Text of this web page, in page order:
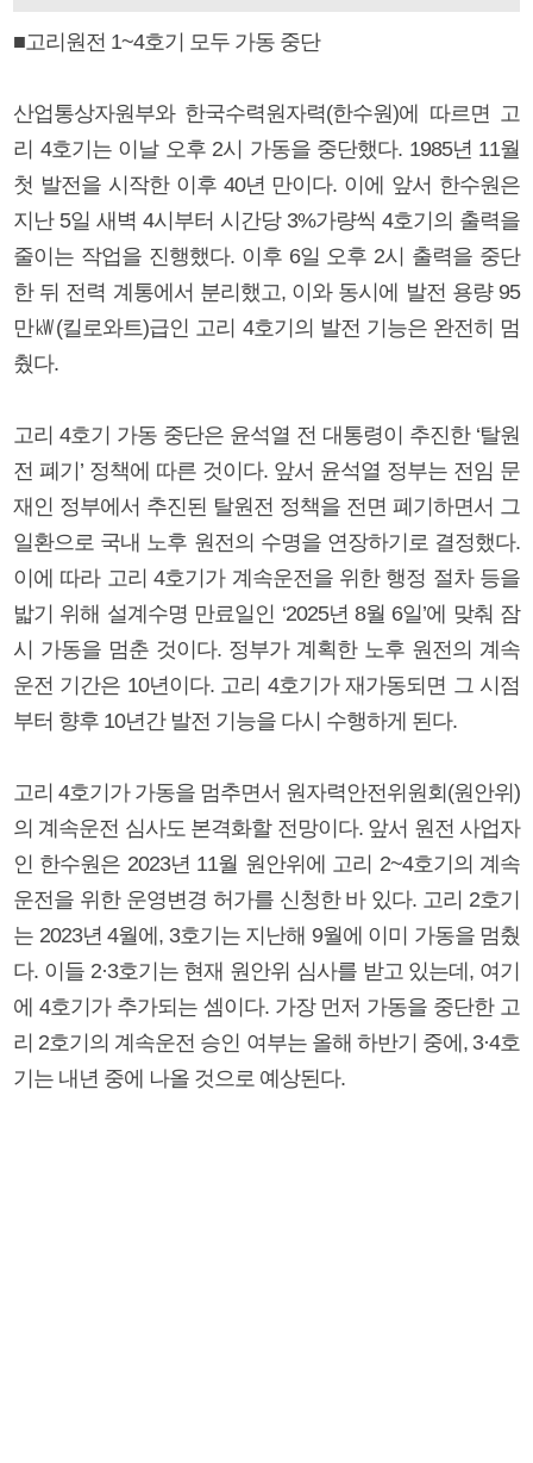
■고리원전 1~4호기 모두 가동 중단
산업통상자원부와 한국수력원자력(한수원)에 따르면 고
리 4호기는 이날 오후 2시 가동을 중단했다. 1985년 11월
첫 발전을 시작한 이후 40년 만이다. 이에 앞서 한수원은
지난 5일 새벽 4시부터 시간당 3%가량씩 4호기의 출력을
줄이는 작업을 진행했다. 이후 6일 오후 2시 출력을 중단
한 뒤 전력 계통에서 분리했고, 이와 동시에 발전 용량 95
만㎾(킬로와트)급인 고리 4호기의 발전 기능은 완전히 멈
췄다.
고리 4호기 가동 중단은 윤석열 전 대통령이 추진한 ‘탈원
전 폐기’ 정책에 따른 것이다. 앞서 윤석열 정부는 전임 문
재인 정부에서 추진된 탈원전 정책을 전면 폐기하면서 그
일환으로 국내 노후 원전의 수명을 연장하기로 결정했다.
이에 따라 고리 4호기가 계속운전을 위한 행정 절차 등을
밟기 위해 설계수명 만료일인 ‘2025년 8월 6일’에 맞춰 잠
시 가동을 멈춘 것이다. 정부가 계획한 노후 원전의 계속
운전 기간은 10년이다. 고리 4호기가 재가동되면 그 시점
부터 향후 10년간 발전 기능을 다시 수행하게 된다.
고리 4호기가 가동을 멈추면서 원자력안전위원회(원안위)
의 계속운전 심사도 본격화할 전망이다. 앞서 원전 사업자
인 한수원은 2023년 11월 원안위에 고리 2~4호기의 계속
운전을 위한 운영변경 허가를 신청한 바 있다. 고리 2호기
는 2023년 4월에, 3호기는 지난해 9월에 이미 가동을 멈췄
다. 이들 2·3호기는 현재 원안위 심사를 받고 있는데, 여기
에 4호기가 추가되는 셈이다. 가장 먼저 가동을 중단한 고
리 2호기의 계속운전 승인 여부는 올해 하반기 중에, 3·4호
기는 내년 중에 나올 것으로 예상된다.